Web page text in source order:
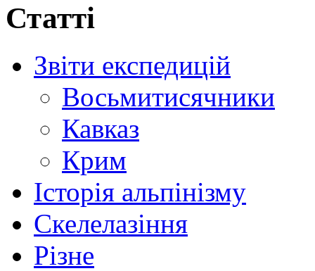
Статті
Звіти експедицій
Восьмитисячники
Кавказ
Крим
Історія альпінізму
Скелелазіння
Різне